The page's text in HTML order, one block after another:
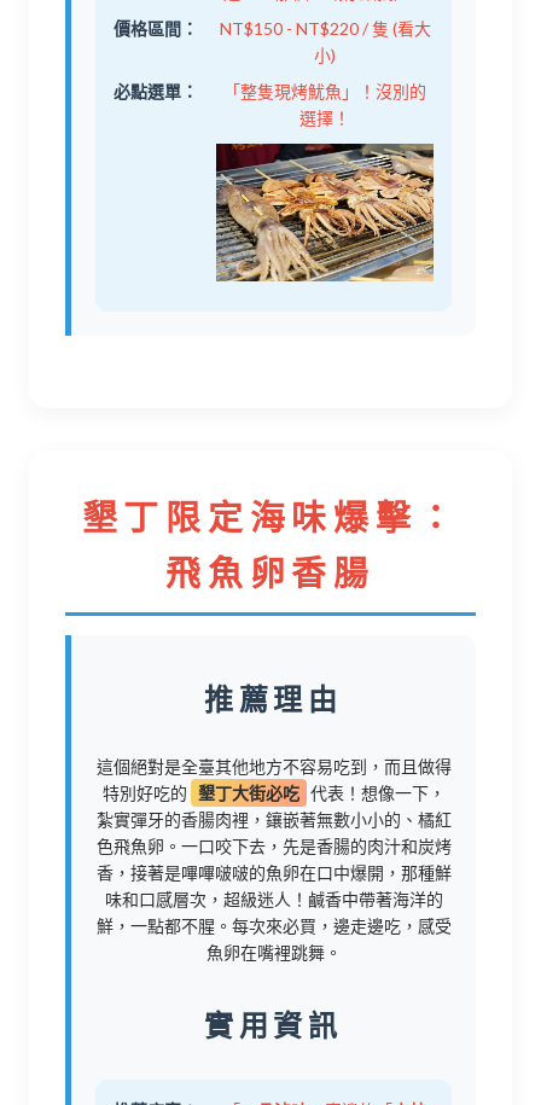
價格區間：
NT$150 - NT$220 / 隻 (看大
小)
必點選單：
「整隻現烤魷魚」！沒別的
選擇！
墾丁限定海味爆擊：
飛魚卵香腸
推薦理由
這個絕對是全臺其他地方不容易吃到，而且做得
特別好吃的 墾丁大街必吃 代表！想像一下，
紮實彈牙的香腸肉裡，鑲嵌著無數小小的、橘紅
色飛魚卵。一口咬下去，先是香腸的肉汁和炭烤
香，接著是嗶嗶啵啵的魚卵在口中爆開，那種鮮
味和口感層次，超級迷人！鹹香中帶著海洋的
鮮，一點都不腥。每次來必買，邊走邊吃，感受
魚卵在嘴裡跳舞。
實用資訊